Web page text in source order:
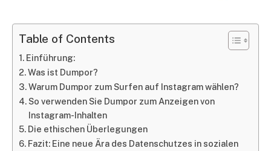
Table of Contents
Einführung:
Was ist Dumpor?
Warum Dumpor zum Surfen auf Instagram wählen?
So verwenden Sie Dumpor zum Anzeigen von
Instagram-Inhalten
Die ethischen Überlegungen
Fazit: Eine neue Ära des Datenschutzes in sozialen